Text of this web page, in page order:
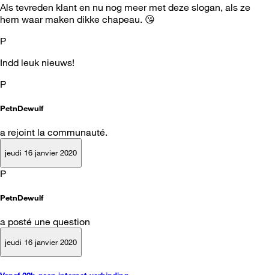
Als tevreden klant en nu nog meer met deze slogan, als ze
hem waar maken dikke chapeau. 😘
P
Indd leuk nieuws!
P
PetnDewulf
a rejoint la communauté.
jeudi 16 janvier 2020
P
PetnDewulf
a posté une question
jeudi 16 janvier 2020